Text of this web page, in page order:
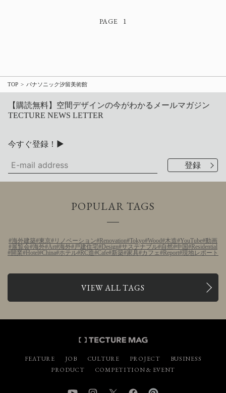
1
TOP パナソニック汐留美術館
【購読無料】空間デザインの今がわかるメールマガジン
TECTURE NEWS LETTER
今すぐ登録！▶
POPULAR TAGS
海外建築 東京 リノベーション Renovation Tokyo Wood 木造 YouTube 動画
展覧会 海外 Art 海外 戸建住宅 Design サステナブル 自然 中国
Residential
開業
Hotel China ホテル RC造 Cafe 新築 家具 カフェ Report 現地レポート
VIEW ALL TAGS
FEATURE JOB CULTURE PROJECT
BUSINESS
PRODUCT
COMPETITION & EVENT